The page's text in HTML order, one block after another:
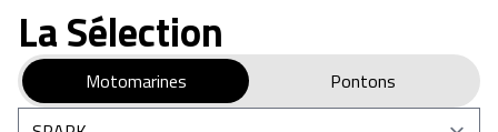
La Sélection
Motomarines Pontons